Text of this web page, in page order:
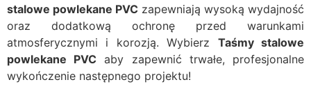
stalowe powlekane PVC zapewniają wysoką wydajność
oraz dodatkową ochronę przed warunkami
atmosferycznymi i korozją. Wybierz Taśmy stalowe
powlekane PVC aby zapewnić trwałe, profesjonalne
wykończenie następnego projektu!